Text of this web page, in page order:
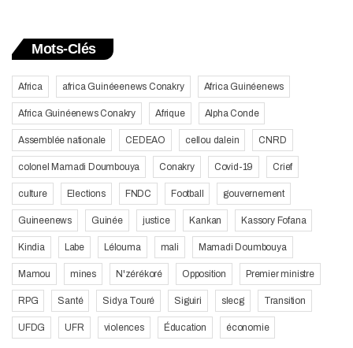
Mots-Clés
Africa africa Guinéeenews Conakry Africa Guinéenews
Africa Guinéenews Conakry Afrique Alpha Conde
Assemblée nationale CEDEAO cellou dalein CNRD
colonel Mamadi Doumbouya Conakry Covid-19 Crief
culture Elections FNDC Football gouvernement
Guineenews Guinée justice Kankan Kassory Fofana
Kindia Labe Lélouma mali Mamadi Doumbouya
Mamou mines N'zérékoré Opposition Premier ministre
RPG Santé Sidya Touré Siguiri slecg Transition
UFDG UFR violences Éducation économie